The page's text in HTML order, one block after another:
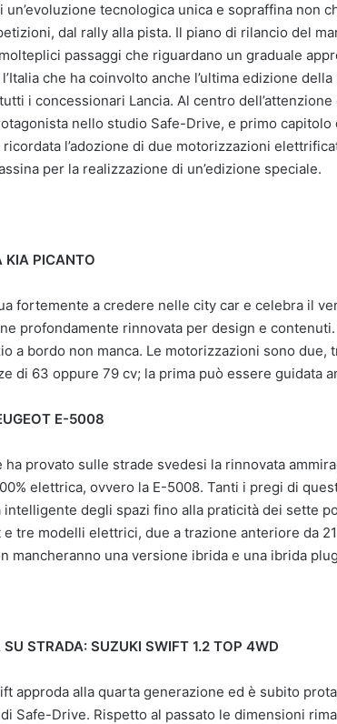
un’evoluzione tecnologica unica e sopraffina non
dal rally alla pista. Il piano di rilancio del
passaggi che riguardano un graduale
che ha coinvolto anche l’ultima edizione
i concessionari Lancia. Al centro
nello studio Safe-Drive, e primo capitolo
l’adozione di due motorizzazioni
per la realizzazione di un’edizione speciale.
KIA PICANTO
fortemente a credere nelle city car e celebra il
profondamente rinnovata per design e
a bordo non manca. Le motorizzazioni sono
di 63 oppure 79 cv; la prima può essere guidata
E-5008
ha provato sulle strade svedesi la rinnovata
elettrica, ovvero la E-5008. Tanti i pregi di
intelligente degli spazi fino alla praticità dei sette
e tre modelli elettrici, due a trazione anteriore da
mancheranno una versione ibrida e una ibrida
SU STRADA: SUZUKI SWIFT 1.2 TOP 4WD
approda alla quarta generazione ed è subito
Safe-Drive. Rispetto al passato le dimensioni